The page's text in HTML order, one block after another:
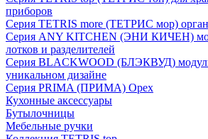
приборов
Серия TETRIS more (ТЕТРИС мор)
Серия ANY KITCHEN (ЭНИ КИЧЕН)
лотков и разделителей
Серия BLACKWOOD (БЛЭКВУД)
уникальном дизайне
Серия PRIMA (ПРИМА) Орех
Кухонные аксессуары
Бутылочницы
Мебельные ручки